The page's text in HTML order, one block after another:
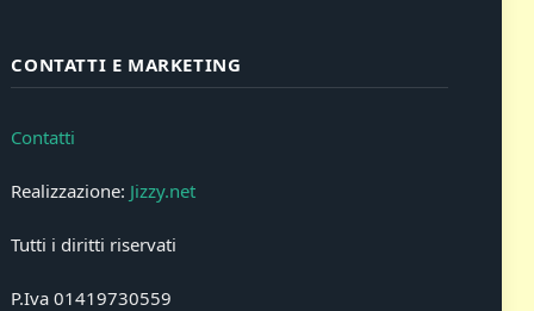
CONTATTI E MARKETING
Contatti
Realizzazione: Jizzy.net
Tutti i diritti riservati
P.Iva 01419730559